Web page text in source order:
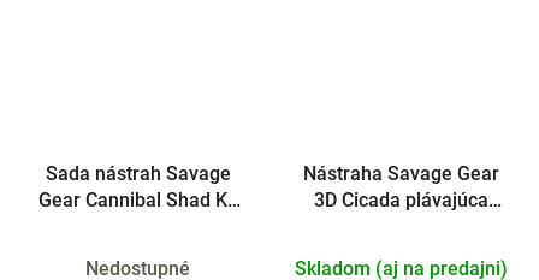
Sada nástrah Savage
Gear Cannibal Shad Kit
Nedostupné
Nástraha Savage Gear
3D Cicada plávajúca
Skladom (aj na predajni)